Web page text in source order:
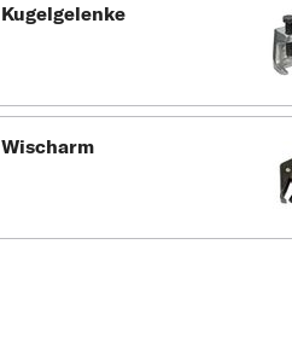
Kugelgelenke
Wischarm